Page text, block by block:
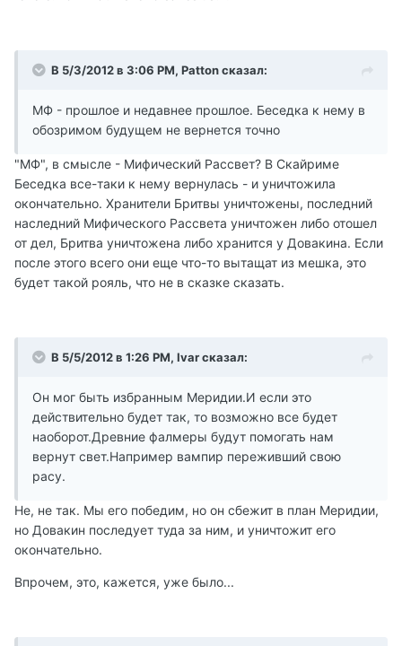
В 5/3/2012 в 3:06 PM, Patton сказал:
МФ - прошлое и недавнее прошлое. Беседка к нему в
обозримом будущем не вернется точно
"МФ", в смысле - Мифический Рассвет? В Скайриме
Беседка все-таки к нему вернулась - и уничтожила
окончательно. Хранители Бритвы уничтожены, последний
наследний Мифического Рассвета уничтожен либо отошел
от дел, Бритва уничтожена либо хранится у Довакина. Если
после этого всего они еще что-то вытащат из мешка, это
будет такой рояль, что не в сказке сказать.
В 5/5/2012 в 1:26 PM, Ivar сказал:
Он мог быть избранным Меридии.И если это
действительно будет так, то возможно все будет
наоборот.Древние фалмеры будут помогать нам
вернут свет.Например вампир переживший свою
расу.
Не, не так. Мы его победим, но он сбежит в план Меридии,
но Довакин последует туда за ним, и уничтожит его
окончательно.
Впрочем, это, кажется, уже было...